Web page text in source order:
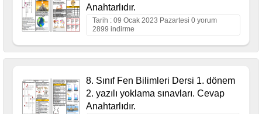
Anahtarlıdır.
Tarih : 09 Ocak 2023 Pazartesi 0 yorum
2899 indirme
8. Sınıf Fen Bilimleri Dersi 1. dönem
2. yazılı yoklama sınavları. Cevap
Anahtarlıdır.